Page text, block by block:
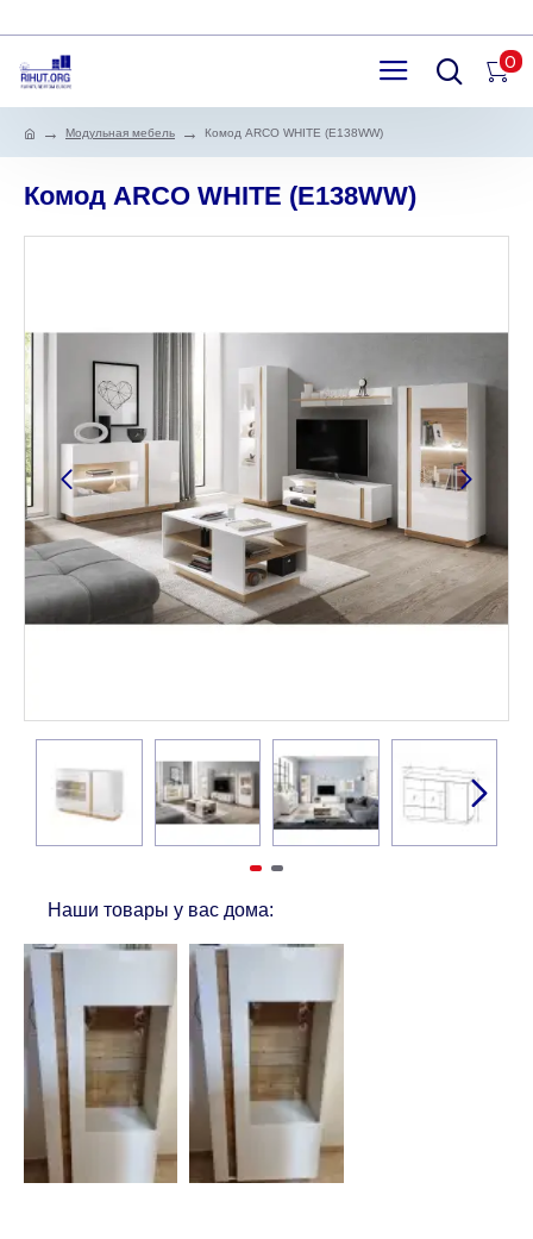
0
Модульная мебель Комод ARCO WHITE (E138WW)
Комод ARCO WHITE (E138WW)
Наши товары у вас дома: